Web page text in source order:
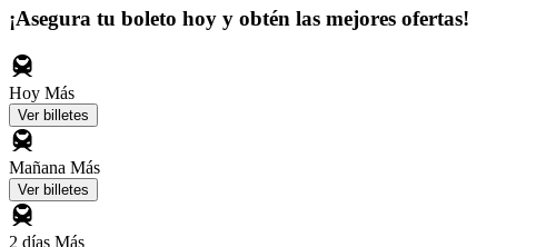
¡Asegura tu boleto hoy y obtén las mejores ofertas!
Hoy Más
Ver billetes
Mañana Más
Ver billetes
2 días Más